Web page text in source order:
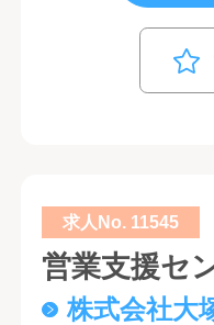
求人No. 11545
営業支援セ
株式会社大